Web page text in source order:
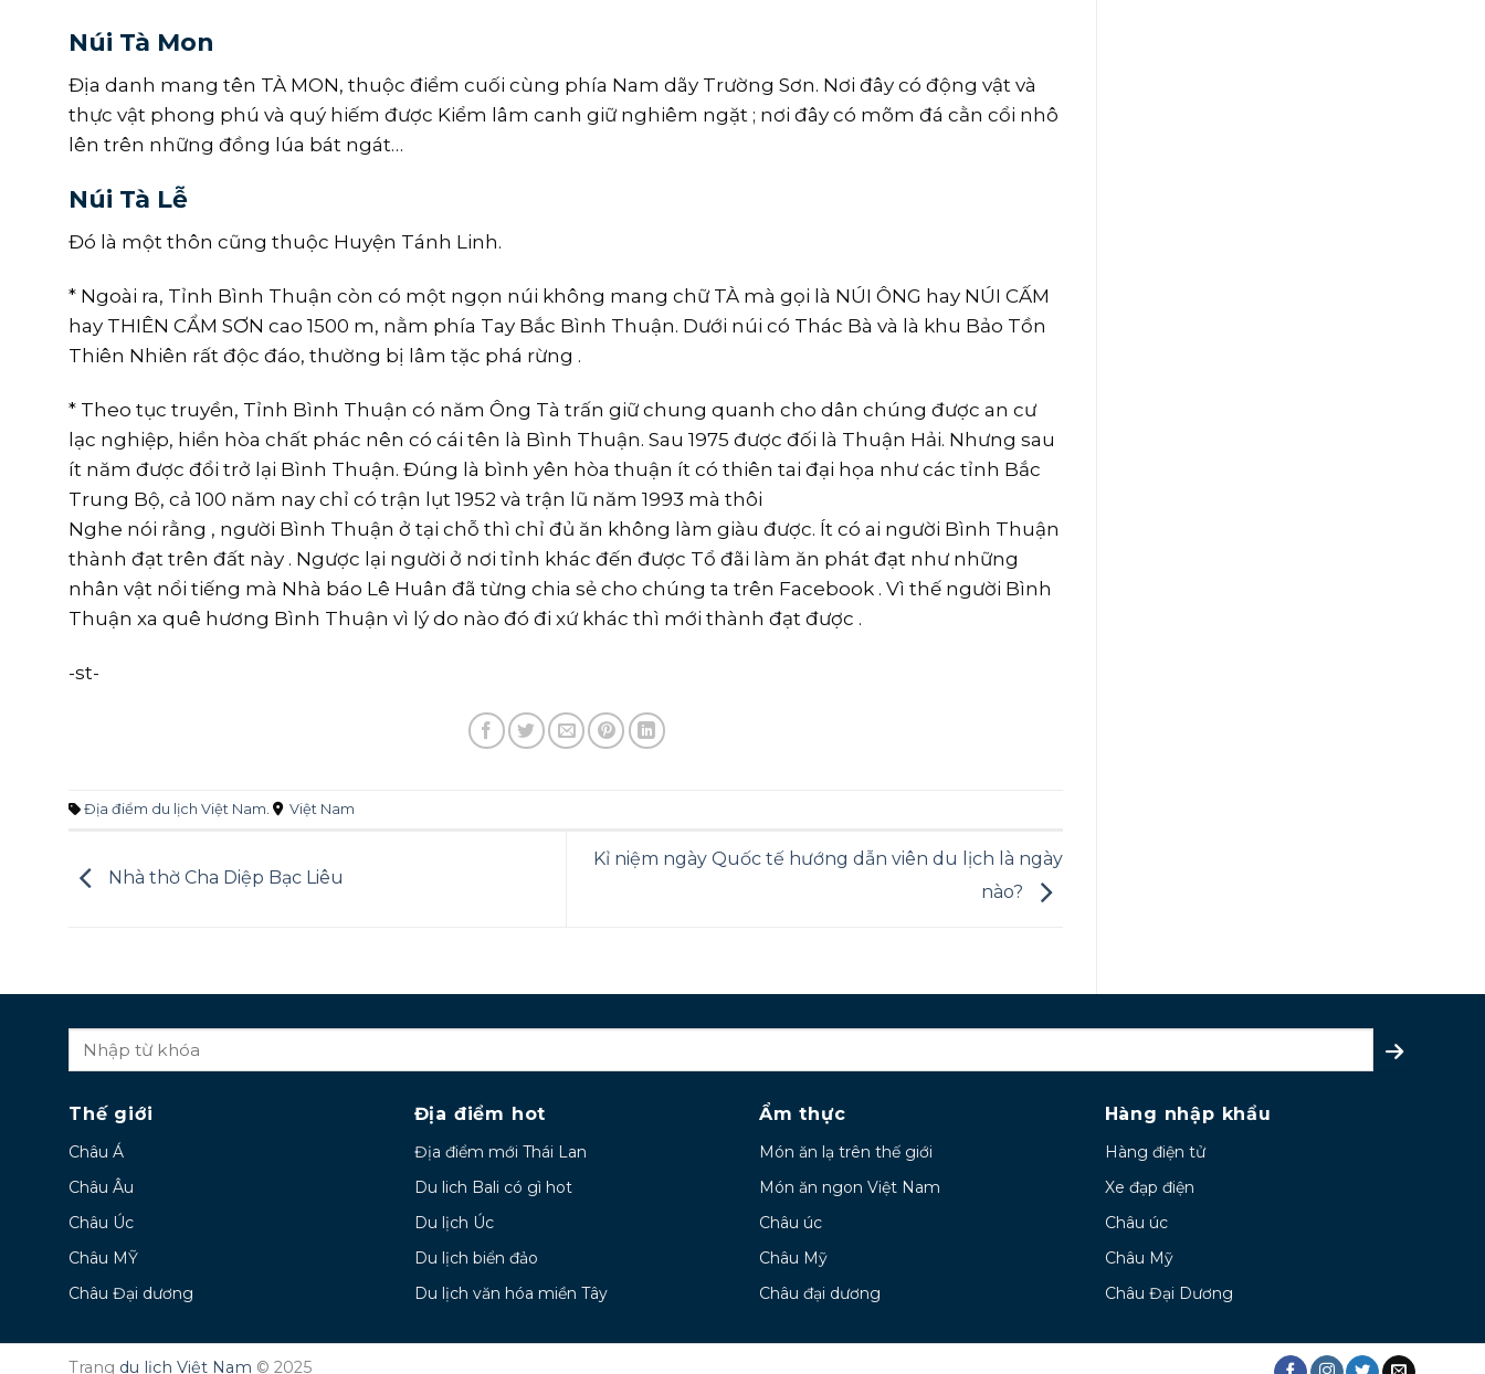
Núi Tà Mon
Địa danh mang tên TÀ MON, thuộc điểm cuối cùng phía Nam dãy Trường Sơn. Nơi đây có động vật và
thực vật phong phú và quý hiếm được Kiểm lâm canh giữ nghiêm ngặt ; nơi đây có mõm đá cằn cổi nhô
lên trên những đồng lúa bát ngát…
Núi Tà Lễ
Đó là một thôn cũng thuộc Huyện Tánh Linh.
* Ngoài ra, Tỉnh Bình Thuận còn có một ngọn núi không mang chữ TÀ mà gọi là NÚI ÔNG hay NÚI CẤM
hay THIÊN CẨM SƠN cao 1500 m, nằm phía Tay Bắc Bình Thuận. Dưới núi có Thác Bà và là khu Bảo Tồn
Thiên Nhiên rất độc đáo, thường bị lâm tặc phá rừng .
* Theo tục truyền, Tỉnh Bình Thuận có năm Ông Tà trấn giữ chung quanh cho dân chúng được an cư
lạc nghiệp, hiền hòa chất phác nên có cái tên là Bình Thuận. Sau 1975 được đối là Thuận Hải. Nhưng sau
ít năm được đổi trở lại Bình Thuận. Đúng là bình yên hòa thuận ít có thiên tai đại họa như các tỉnh Bắc
Trung Bộ, cả 100 năm nay chỉ có trận lụt 1952 và trận lũ năm 1993 mà thôi
Nghe nói rằng , người Bình Thuận ở tại chỗ thì chỉ đủ ăn không làm giàu được. Ít có ai người Bình Thuận
thành đạt trên đất này . Ngược lại người ở nơi tỉnh khác đến được Tổ đãi làm ăn phát đạt như những
nhân vật nổi tiếng mà Nhà báo Lê Huân đã từng chia sẻ cho chúng ta trên Facebook . Vì thế người Bình
Thuận xa quê hương Bình Thuận vì lý do nào đó đi xứ khác thì mới thành đạt được .
-st-
Địa điểm du lịch Việt Nam Việt Nam
Nhà thờ Cha Diệp Bạc Liêu
Kỉ niệm ngày Quốc tế hướng dẫn viên du lịch là ngày
nào?
Thế giới
Châu Á
Châu Âu
Châu Úc
Châu MỸ
Châu Đại dương
Địa điểm hot
Địa điểm mới Thái Lan
Du lich Bali có gì hot
Du lịch Úc
Du lịch biển đảo
Du lịch văn hóa miền Tây
Ẩm thực
Món ăn lạ trên thế giới
Món ăn ngon Việt Nam
Châu úc
Châu Mỹ
Châu đại dương
Hàng nhập khẩu
Hàng điện tử
Xe đạp điện
Châu úc
Châu Mỹ
Châu Đại Dương
Trang du lịch Việt Nam © 2025